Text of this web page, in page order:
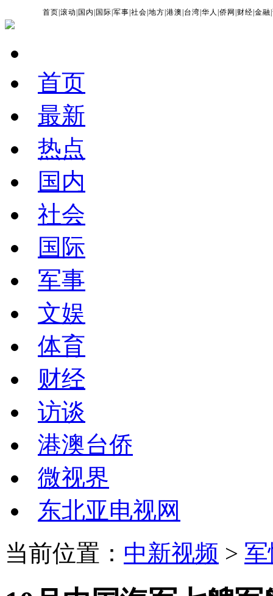
首页 |滚动 国内 国际 |军事 |社会 |地方 |港澳 台湾 |华人 |侨网 财经 |金融 |
首页
最新
热点
国内
社会
国际
军事
文娱
体育
财经
访谈
港澳台侨
微视界
东北亚电视网
当前位置： 中新视频 >